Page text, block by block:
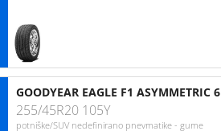
GOODYEAR EAGLE F1 ASYMMETRIC 6
255/45R20 105Y
potniške/SUV nedefinirano pnevmatike - gume